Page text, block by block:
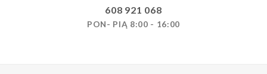
608 921 068
PON- PIĄ 8:00 - 16:00